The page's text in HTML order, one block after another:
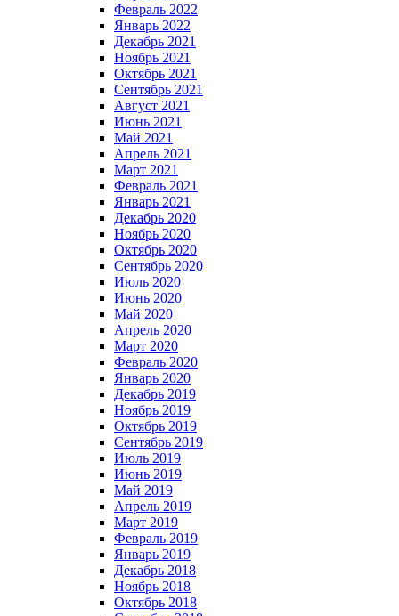
Февраль 2022
Январь 2022
Декабрь 2021
Ноябрь 2021
Октябрь 2021
Сентябрь 2021
Август 2021
Июнь 2021
Май 2021
Апрель 2021
Март 2021
Февраль 2021
Январь 2021
Декабрь 2020
Ноябрь 2020
Октябрь 2020
Сентябрь 2020
Июль 2020
Июнь 2020
Май 2020
Апрель 2020
Март 2020
Февраль 2020
Январь 2020
Декабрь 2019
Ноябрь 2019
Октябрь 2019
Сентябрь 2019
Июль 2019
Июнь 2019
Май 2019
Апрель 2019
Март 2019
Февраль 2019
Январь 2019
Декабрь 2018
Ноябрь 2018
Октябрь 2018